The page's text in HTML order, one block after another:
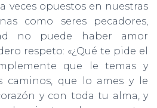
veces opuestos en nuestras
como seres pecadores,
no puede haber amor
respeto: «¿Qué te pide el
que le temas y
caminos, que lo ames y le
y con toda tu alma, y